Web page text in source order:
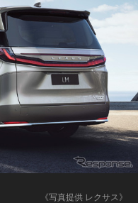
《写真提供 レクサス》